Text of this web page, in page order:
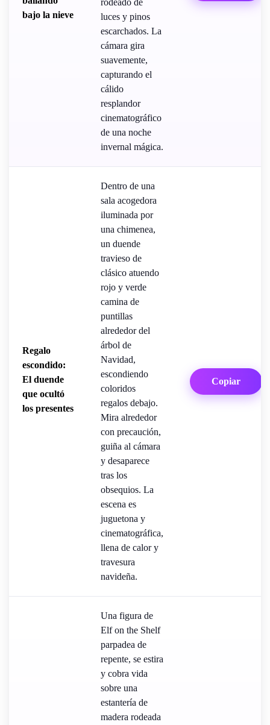
bajo la nieve
luces y pinos
escarchados. La
cámara gira
suavemente,
capturando el
cálido
resplandor
cinematográfico
de una noche
invernal mágica.
Regalo
escondido:
El duende
que ocultó
los presentes
Dentro de una
sala acogedora
iluminada por
una chimenea,
un duende
travieso de
clásico atuendo
rojo y verde
camina de
puntillas
alrededor del
árbol de
Navidad,
escondiendo
coloridos
regalos debajo.
Mira alrededor
con precaución,
guiña al cámara
y desaparece
tras los
obsequios. La
escena es
juguetona y
cinematográfica,
llena de calor y
travesura
navideña.
Copiar
Una figura de
Elf on the Shelf
parpadea de
repente, se estira
y cobra vida
sobre una
estantería de
madera rodeada